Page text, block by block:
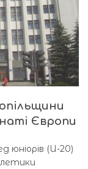
Європи
юніорів (U-20)